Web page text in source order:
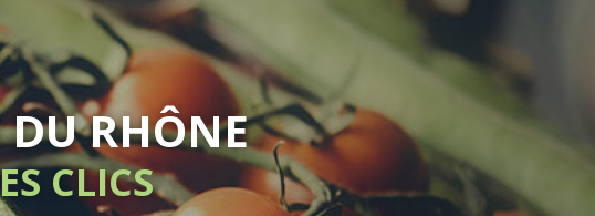
LIVRAISON
SANS ENGAGEMENT